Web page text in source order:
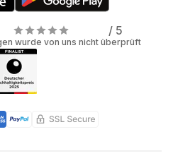
/ 5
wurde von uns nicht überprüft